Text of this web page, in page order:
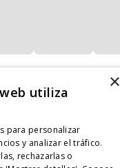
×
utiliza
para personalizar
y analizar el tráfico.
rechazarlas o